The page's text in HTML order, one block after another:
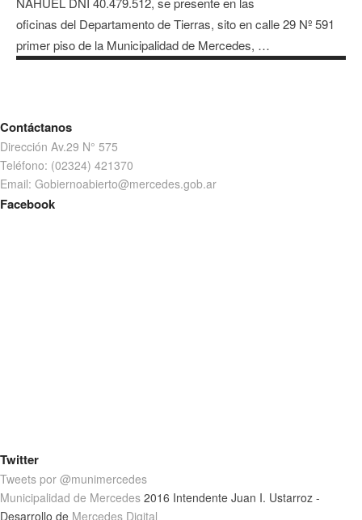
oficinas del Departamento de Tierras, sito en calle 29 Nº 591
primer piso de la Municipalidad de Mercedes, …
Contáctanos
Dirección Av.29 N° 575
Teléfono: (02324) 421370
Email: Gobiernoabierto@mercedes.gob.ar
Facebook
Twitter
Tweets por @munimercedes
Municipalidad de Mercedes 2016 Intendente Juan I. Ustarroz -
Desarrollo de Mercedes Digital